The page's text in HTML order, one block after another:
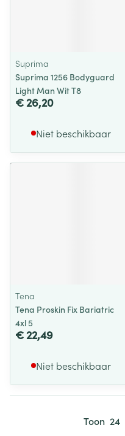
Suprima
Suprima 1256 Bodyguard
Light Man Wit T8
€ 26,20
Niet beschikbaar
Tena
Tena Proskin Fix Bariatric
4xl 5
€ 22,49
Niet beschikbaar
Toon